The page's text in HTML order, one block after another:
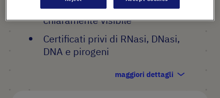
Griglia stampata nera
chiaramente visibile
Certificati privi di RNasi, DNasi,
DNA e pirogeni
maggiori dettagli